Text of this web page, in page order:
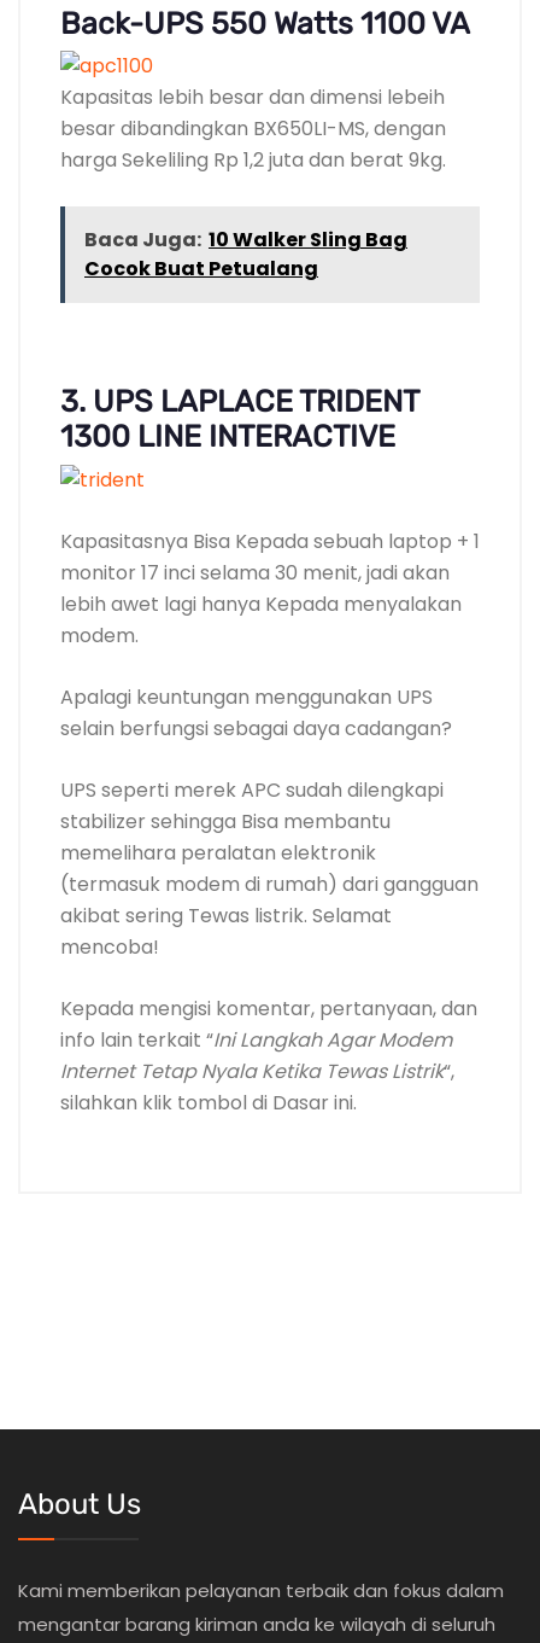
Back-UPS 550 Watts 1100 VA
Kapasitas lebih besar dan dimensi lebeih
besar dibandingkan BX650LI-MS, dengan
harga Sekeliling Rp 1,2 juta dan berat 9kg.
Baca Juga: 10 Walker Sling Bag
Cocok Buat Petualang
3. UPS LAPLACE TRIDENT
1300 LINE INTERACTIVE
Kapasitasnya Bisa Kepada sebuah laptop + 1
monitor 17 inci selama 30 menit, jadi akan
lebih awet lagi hanya Kepada menyalakan
modem.
Apalagi keuntungan menggunakan UPS
selain berfungsi sebagai daya cadangan?
UPS seperti merek APC sudah dilengkapi
stabilizer sehingga Bisa membantu
memelihara peralatan elektronik
(termasuk modem di rumah) dari gangguan
akibat sering Tewas listrik. Selamat
mencoba!
Kepada mengisi komentar, pertanyaan, dan
info lain terkait “Ini Langkah Agar Modem
Internet Tetap Nyala Ketika Tewas Listrik“,
silahkan klik tombol di Dasar ini.
About Us
Kami memberikan pelayanan terbaik dan fokus dalam
mengantar barang kiriman anda ke wilayah di seluruh